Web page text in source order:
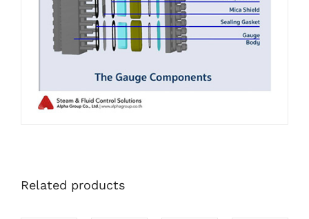
Related products